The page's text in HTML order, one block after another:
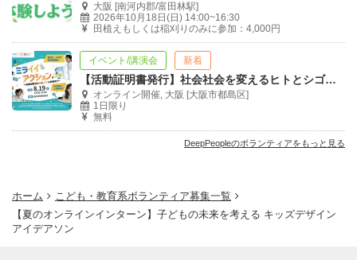
大阪 [南河内郡/富田林駅]
2026年10月18日(日) 14:00~16:30
田植えもしくは稲刈りのみに参加：4,000円
イベント/講演会 新着
【活動証明書発行】社会社会を変えるヒトとシゴトに出会おう「ミライイ アクション」
オンライン開催, 大阪 [大阪市都島区]
1日限り
無料
DeepPeopleのボランティアをもっと見る
ホーム
こども・教育系ボランティア募集一覧
【夏のオンラインインターン】子どもの未来を考える キッズデザイン
アイデアソン